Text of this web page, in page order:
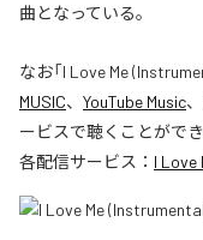
曲となっている。
なお「I Love Me
MUSIC、 YouTube Music、
ービスで聴くことができ
各配信サービス： I Love